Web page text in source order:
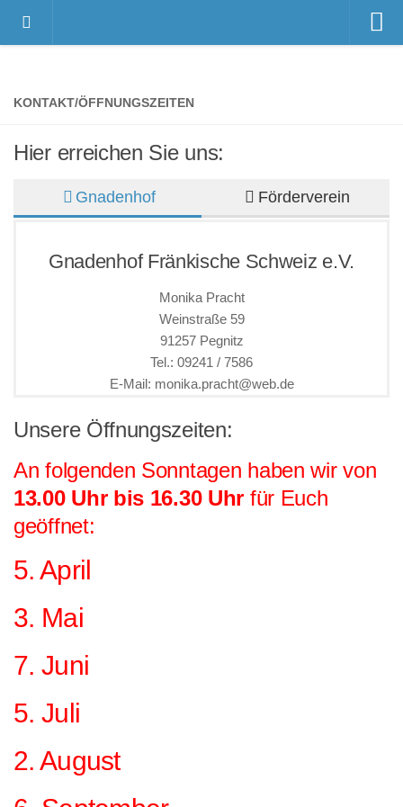
Videos
Das Gnadenhof-Team
News
Sie wollen helfen?
Mitglied werden
Erbschaft – Letzter Wille
Patenschaften
Sachspenden
Online einkaufen – und dabei noch helfen: gooding!
Kontakt/Öffnungszeiten
Informationen zum Datenschutz
„Neue Spuren meiner Tiere“ – Das zweite Buch von
KONTAKT/ÖFFNUNGSZEITEN
Hier erreichen Sie uns:
Gnadenhof Förderverein
Gnadenhof Fränkische Schweiz e.V.
Monika Pracht
Weinstraße 59
91257 Pegnitz
Tel.: 09241 / 7586
E-Mail: monika.pracht@web.de
Unsere Öffnungszeiten:
An folgenden Sonntagen haben wirvon
13.00 Uhr bis 16.30 Uhr für Euch
geöffnet:
5. April
3. Mai
7. Juni
5. Juli
2. August